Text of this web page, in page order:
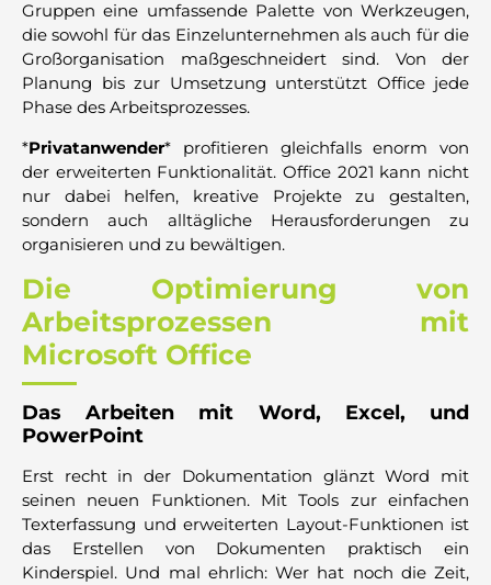
Gruppen eine umfassende Palette von Werkzeugen,
die sowohl für das Einzelunternehmen als auch für die
Großorganisation maßgeschneidert sind. Von der
Planung bis zur Umsetzung unterstützt Office jede
Phase des Arbeitsprozesses.
*Privatanwender* profitieren gleichfalls enorm von
der erweiterten Funktionalität. Office 2021 kann nicht
nur dabei helfen, kreative Projekte zu gestalten,
sondern auch alltägliche Herausforderungen zu
organisieren und zu bewältigen.
Die Optimierung von
Arbeitsprozessen mit
Microsoft Office
Das Arbeiten mit Word, Excel, und
PowerPoint
Erst recht in der Dokumentation glänzt Word mit
seinen neuen Funktionen. Mit Tools zur einfachen
Texterfassung und erweiterten Layout-Funktionen ist
das Erstellen von Dokumenten praktisch ein
Kinderspiel. Und mal ehrlich: Wer hat noch die Zeit,